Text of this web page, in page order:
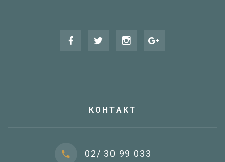
КОНТАКТ
02/ 30 99 033